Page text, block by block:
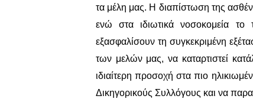
τα μέλη μας. Η διαπίστωση της
ενώ στα ιδιωτικά νοσοκομεία
εξασφαλίσουν τη συγκεκριμένη
των μελών μας, να καταρτιστεί
ιδιαίτερη προσοχή στα πιο
Δικηγορικούς Συλλόγους και να